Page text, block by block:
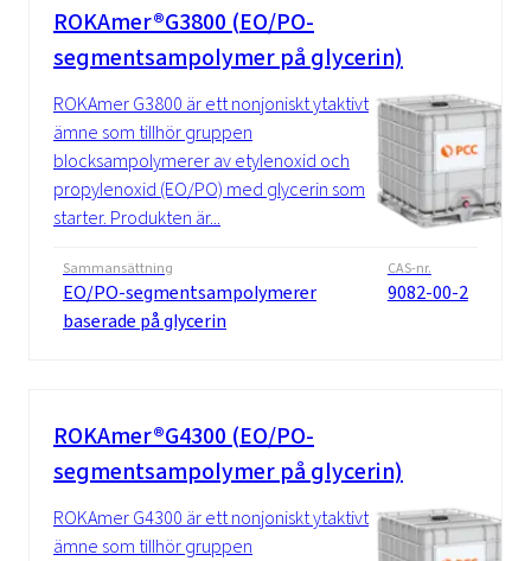
ROKAmer®G3800 (EO/PO-
segmentsampolymer på glycerin)
ROKAmer G3800 är ett nonjoniskt ytaktivt
ämne som tillhör gruppen
blocksampolymerer av etylenoxid och
propylenoxid (EO/PO) med glycerin som
starter. Produkten är...
Sammansättning
EO/PO-segmentsampolymerer
baserade på glycerin
CAS-nr.
9082-00-2
ROKAmer®G4300 (EO/PO-
segmentsampolymer på glycerin)
ROKAmer G4300 är ett nonjoniskt ytaktivt
ämne som tillhör gruppen